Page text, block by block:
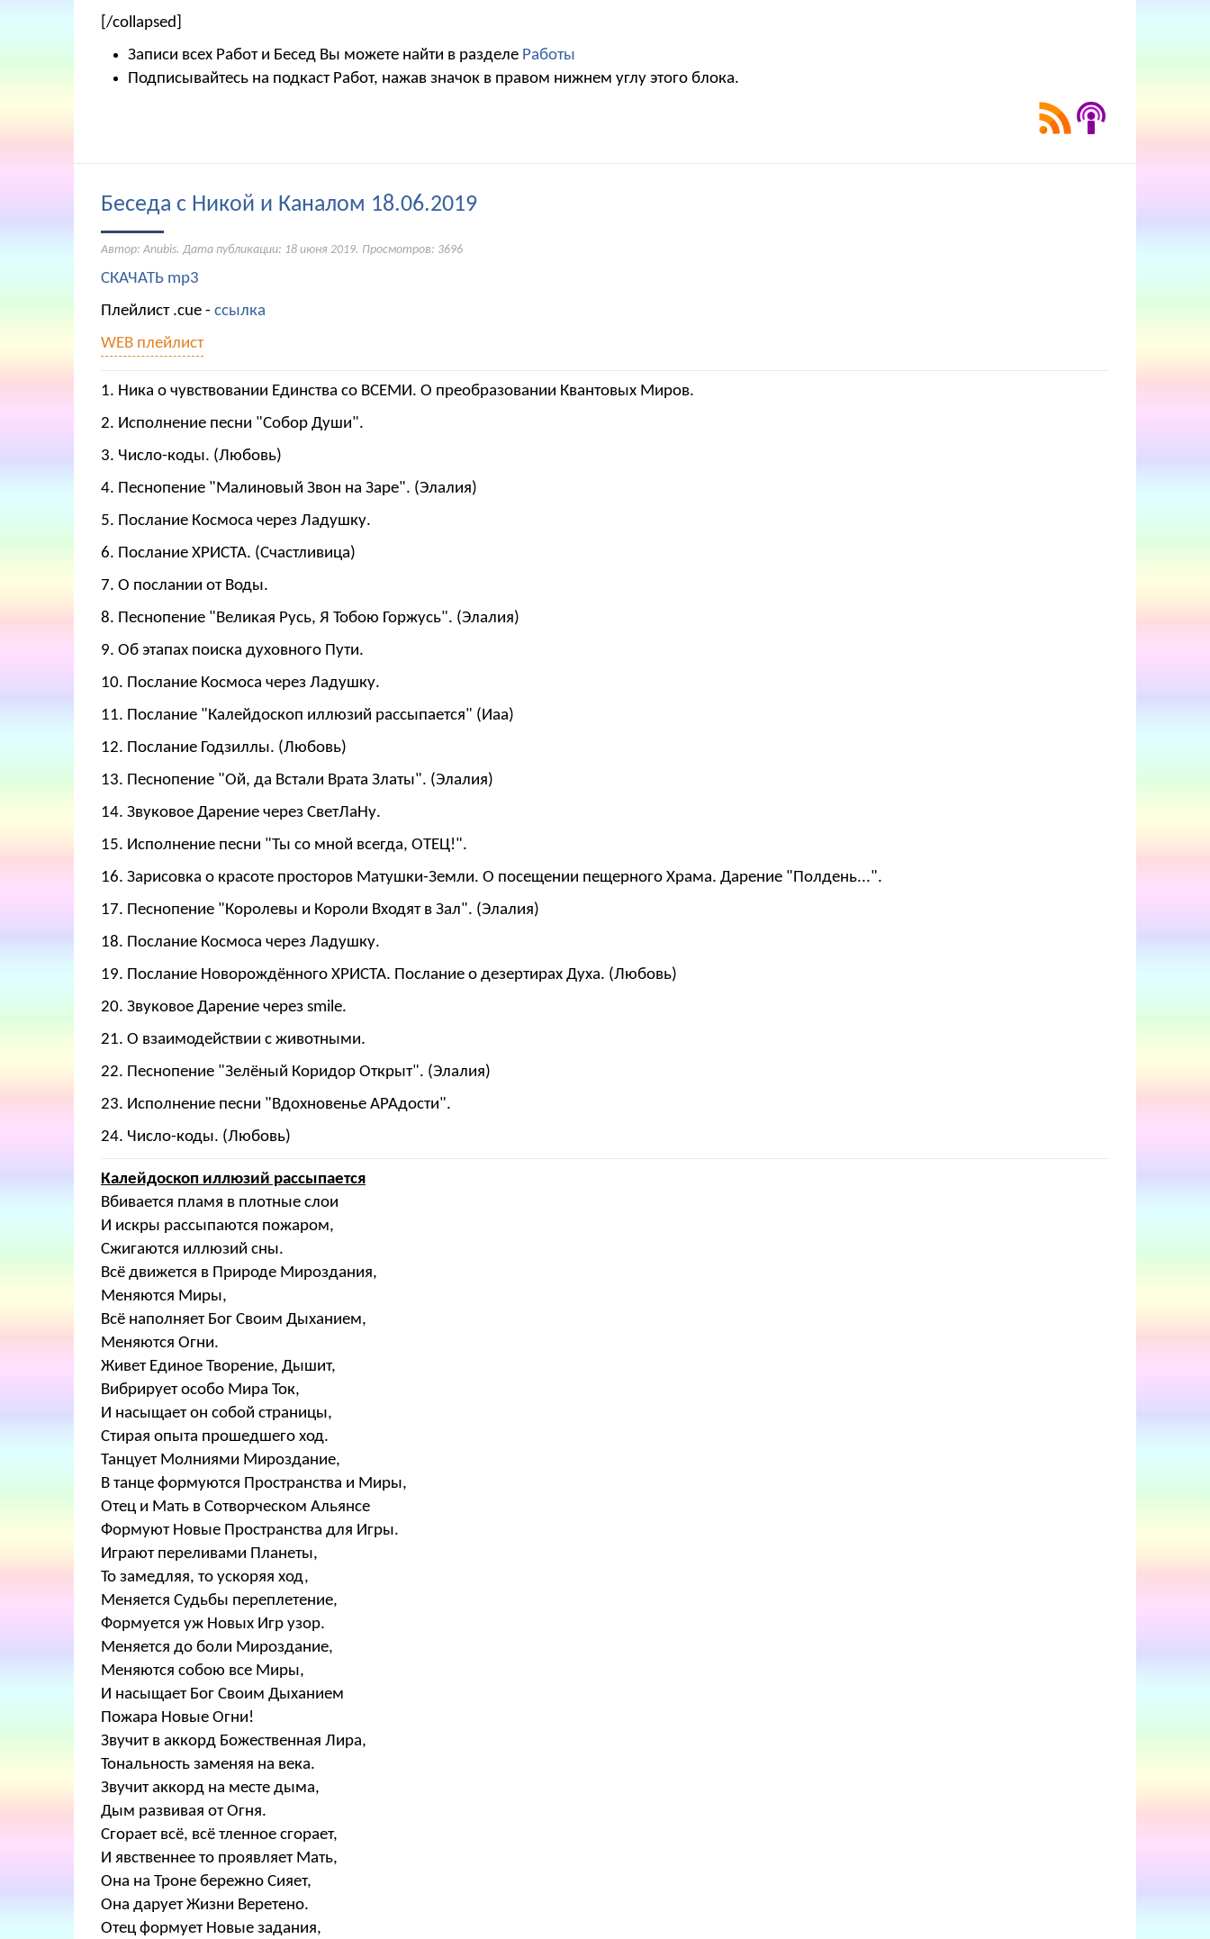
[/collapsed]
Записи всех Работ и Бесед Вы можете найти в разделе Работы
Подписывайтесь на подкаст Работ, нажав значок в правом нижнем углу этого блока.
Беседа с Никой и Каналом 18.06.2019
Автор: Anubis. Дата публикации: 18 июня 2019. Просмотров: 3696
СКАЧАТЬ mp3
Плейлист .cue - ссылка
WEB плейлист
1. Ника о чувствовании Единства со ВСЕМИ. О преобразовании Квантовых Миров.
2. Исполнение песни "Собор Души".
3. Число-коды. (Любовь)
4. Песнопение "Малиновый Звон на Заре". (Элалия)
5. Послание Космоса через Ладушку.
6. Послание ХРИСТА. (Счастливица)
7. О послании от Воды.
8. Песнопение "Великая Русь, Я Тобою Горжусь". (Элалия)
9. Об этапах поиска духовного Пути.
10. Послание Космоса через Ладушку.
11. Послание "Калейдоскоп иллюзий рассыпается" (Иаа)
12. Послание Годзиллы. (Любовь)
13. Песнопение "Ой, да Встали Врата Златы". (Элалия)
14. Звуковое Дарение через СветЛаНу.
15. Исполнение песни "Ты со мной всегда, ОТЕЦ!".
16. Зарисовка о красоте просторов Матушки-Земли. О посещении пещерного Храма. Дарение "Полдень...".
17. Песнопение "Королевы и Короли Входят в Зал". (Элалия)
18. Послание Космоса через Ладушку.
19. Послание Новорождённого ХРИСТА. Послание о дезертирах Духа. (Любовь)
20. Звуковое Дарение через smile.
21. О взаимодействии с животными.
22. Песнопение "Зелёный Коридор Открыт". (Элалия)
23. Исполнение песни "Вдохновенье АРАдости".
24. Число-коды. (Любовь)
Калейдоскоп иллюзий рассыпается
Вбивается пламя в плотные слои
И искры рассыпаются пожаром,
Сжигаются иллюзий сны.
Всё движется в Природе Мироздания,
Меняются Миры,
Всё наполняет Бог Своим Дыханием,
Меняются Огни.
Живет Единое Творение, Дышит,
Вибрирует особо Мира Ток,
И насыщает он собой страницы,
Стирая опыта прошедшего ход.
Танцует Молниями Мироздание,
В танце формуются Пространства и Миры,
Отец и Мать в Сотворческом Альянсе
Формуют Новые Пространства для Игры.
Играют переливами Планеты,
То замедляя, то ускоряя ход,
Меняется Судьбы переплетение,
Формуется уж Новых Игр узор.
Меняется до боли Мироздание,
Меняются собою все Миры,
И насыщает Бог Своим Дыханием
Пожара Новые Огни!
Звучит в аккорд Божественная Лира,
Тональность заменяя на века.
Звучит аккорд на месте дыма,
Дым развивая от Огня.
Сгорает всё, всё тленное сгорает,
И явственнее то проявляет Мать,
Она на Троне бережно Сияет,
Она дарует Жизни Веретено.
Отец формует Новые задания,